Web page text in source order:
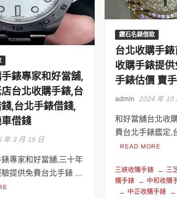
錶專家和好當舖,
台北收購手錶,台
,台北手錶借錢,
借錢
年 3 月 15 日
專家和好當舖,三十年
驗提供免費台北手錶 …
鑽石名錶借款
台北收購手
收購手錶提
手錶估價 賣
admin 2024 年 10
和好當舖台北收
費台北手錶鑑定,
READ MORE
三峽收購手錶 三
購手錶
中和收購
中正收購手錶